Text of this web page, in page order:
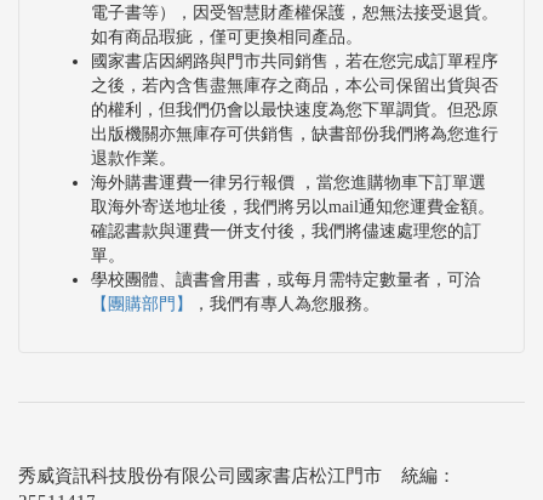
電子書等），因受智慧財產權保護，恕無法接受退貨。
如有商品瑕疵，僅可更換相同產品。
國家書店因網路與門市共同銷售，若在您完成訂單程序
之後，若內含售盡無庫存之商品，本公司保留出貨與否
的權利，但我們仍會以最快速度為您下單調貨。但恐原
出版機關亦無庫存可供銷售，缺書部份我們將為您進行
退款作業。
海外購書運費一律另行報價 ，當您進購物車下訂單選
取海外寄送地址後，我們將另以mail通知您運費金額。
確認書款與運費一併支付後，我們將儘速處理您的訂
單。
學校團體、讀書會用書，或每月需特定數量者，可洽
【團購部門】
，我們有專人為您服務。
秀威資訊科技股份有限公司國家書店松江門市 統編：